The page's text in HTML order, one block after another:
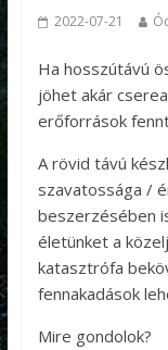
2022-07-21
Ha hosszútávú
jöhet akár
erőforrások
A rövid távú
szavatossága /
beszerzésében
életünket a
katasztrófa
fennakadások
Mire gondolok?